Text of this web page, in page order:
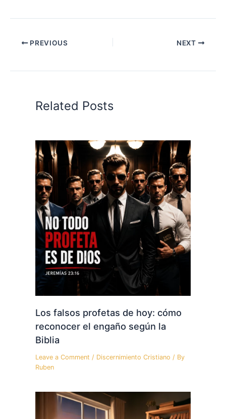
PREVIOUS NEXT
Related Posts
Los falsos profetas de hoy: cómo
reconocer el engaño según la
Biblia
Leave a Comment / Discernimiento Cristiano / By
Ruben